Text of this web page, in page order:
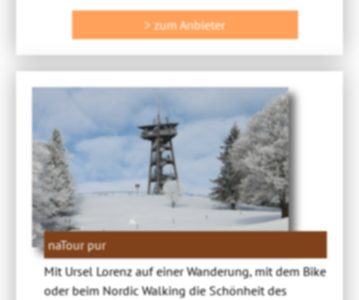
> zum Anbieter
naTour pur
Mit Ursel Lorenz auf einer Wanderung, mit dem Bike
oder beim Nordic Walking die Schönheit des